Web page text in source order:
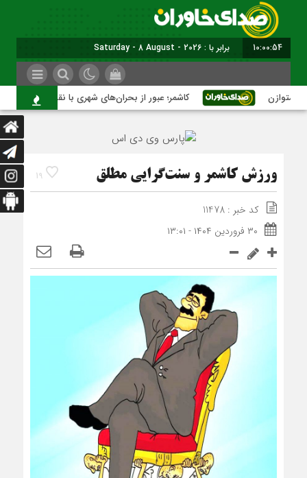
10:00:55 برابر با : Saturday - 8 August - 2026
کاشمر؛ عبور از بحران‌های شهری با نقشه راه عملیاتی
19 ورزش کاشمر و سنت‌گرایی مطلق
کد خبر : 11478
۳۰ فروردین ۱۴۰۴ - ۱۳:۰۱